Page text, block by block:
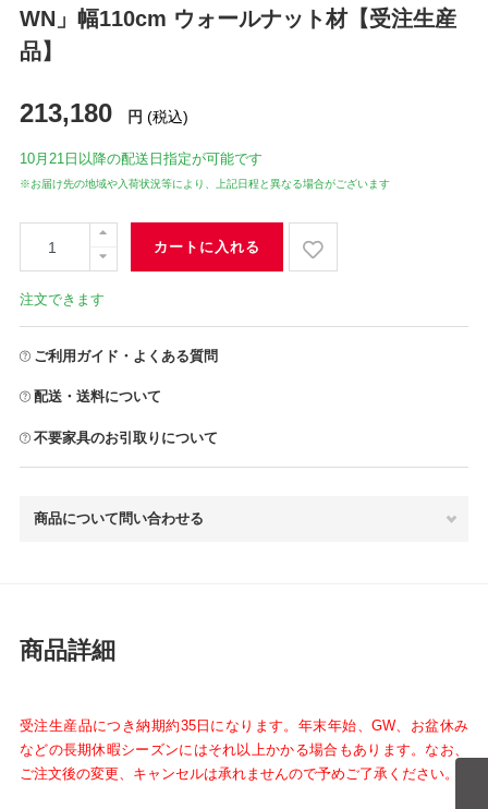
WN」幅110cm ウォールナット材【受注生産
品】
213,180 円 (税込)
10月21日 以降の配送日指定が可能です
※お届け先の地域や入荷状況等により、上記日程と異なる場合がございます
カートに入れる
注文できます
ご利用ガイド・よくある質問
配送・送料について
不要家具のお引取りについて
商品について問い合わせる
商品詳細
受注生産品につき納期約35日になります。年末年始、GW、お盆休み
などの長期休暇シーズンにはそれ以上かかる場合もあります。なお、
ご注文後の変更、キャンセルは承れませんので予めご了承ください。